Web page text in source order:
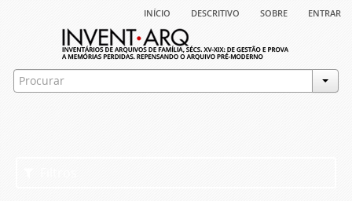
início descritivo sobre entrar